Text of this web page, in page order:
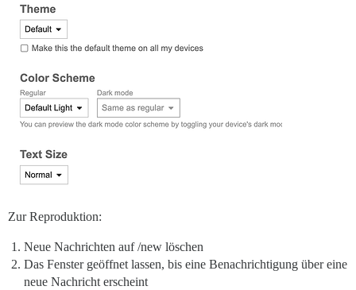
Zur Reproduktion:
Neue Nachrichten auf /new löschen
Das Fenster geöffnet lassen, bis eine Benachrichtigung über eine
neue Nachricht erscheint